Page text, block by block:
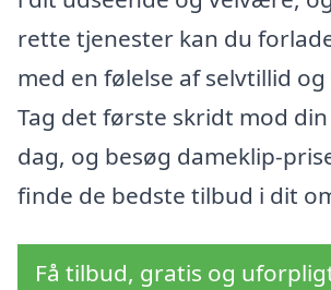
rette tjenester kan du
med en følelse af selvtillid
Tag det første skridt mod
dag, og besøg dameklip-
finde de bedste tilbud i dit
Få tilbud, gratis og